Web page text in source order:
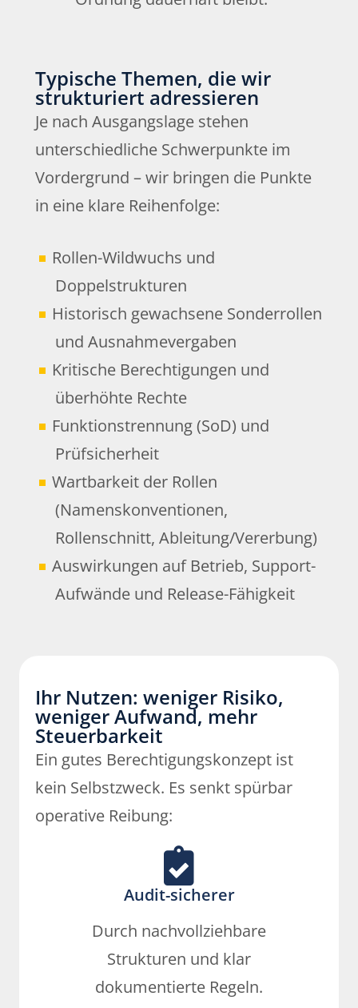
Typische Themen, die wir
strukturiert adressieren
Je nach Ausgangslage stehen
unterschiedliche Schwerpunkte im
Vordergrund – wir bringen die Punkte
in eine klare Reihenfolge:
Rollen-Wildwuchs und
Doppelstrukturen
Historisch gewachsene Sonderrollen
und Ausnahmevergaben
Kritische Berechtigungen und
überhöhte Rechte
Funktionstrennung (SoD) und
Prüfsicherheit
Wartbarkeit der Rollen
(Namenskonventionen,
Rollenschnitt, Ableitung/Vererbung)
Auswirkungen auf Betrieb, Support-
Aufwände und Release-Fähigkeit
Ihr Nutzen: weniger Risiko,
weniger Aufwand, mehr
Steuerbarkeit
Ein gutes Berechtigungskonzept ist
kein Selbstzweck. Es senkt spürbar
operative Reibung:
Audit-sicherer
Durch nachvollziehbare
Strukturen und klar
dokumentierte Regeln.